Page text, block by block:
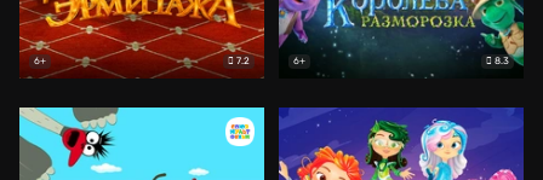
6+ 7.2 6+ 8.3